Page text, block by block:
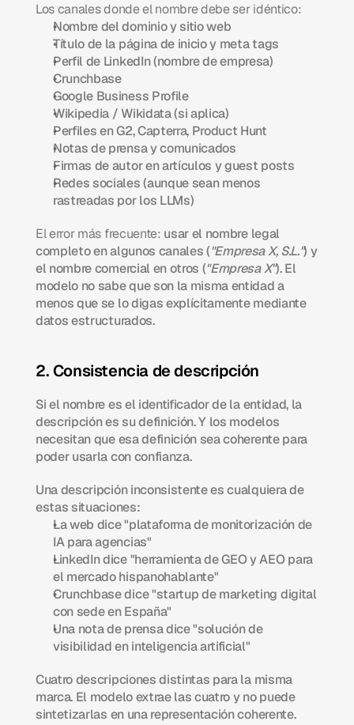
Los canales donde el nombre debe ser idéntico:
Nombre del dominio y sitio web
Título de la página de inicio y meta tags
Perfil de LinkedIn (nombre de empresa)
Crunchbase
Google Business Profile
Wikipedia / Wikidata (si aplica)
Perfiles en G2, Capterra, Product Hunt
Notas de prensa y comunicados
Firmas de autor en artículos y guest posts
Redes sociales (aunque sean menos
rastreadas por los LLMs)
El error más frecuente: usar el nombre legal
completo en algunos canales ("Empresa X, S.L.") y
el nombre comercial en otros ("Empresa X"). El
modelo no sabe que son la misma entidad a
menos que se lo digas explícitamente mediante
datos estructurados.
2. Consistencia de descripción
Si el nombre es el identificador de la entidad, la
descripción es su definición. Y los modelos
necesitan que esa definición sea coherente para
poder usarla con confianza.
Una descripción inconsistente es cualquiera de
estas situaciones:
La web dice "plataforma de monitorización de
IA para agencias"
LinkedIn dice "herramienta de GEO y AEO para
el mercado hispanohablante"
Crunchbase dice "startup de marketing digital
con sede en España"
Una nota de prensa dice "solución de
visibilidad en inteligencia artificial"
Cuatro descripciones distintas para la misma
marca. El modelo extrae las cuatro y no puede
sintetizarlas en una representación coherente.